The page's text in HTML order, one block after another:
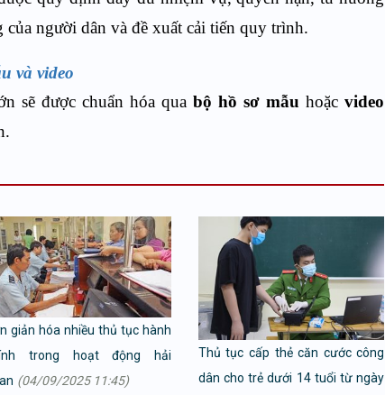
người dân và đề xuất cải tiến quy trình.
và video
sẽ được chuẩn hóa quabộ hồ sơ mẫu hoặcvideo
giản hóa nhiều thủ tục hành
trong hoạt động hải
(04/09/2025 11:45)
Thủ tục cấp thẻ căn cước công
dân cho trẻ dưới 14 tuổi từ ngày